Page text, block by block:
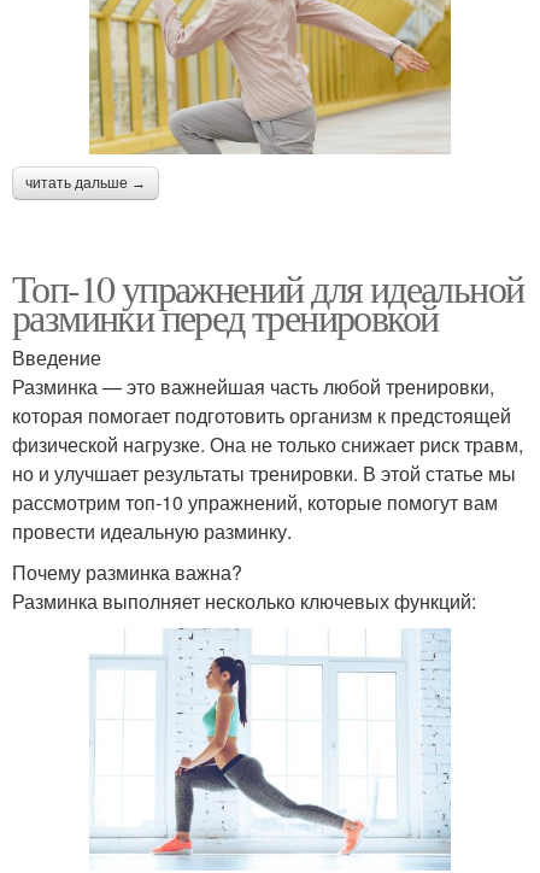
читать дальше →
Топ-10 упражнений для идеальной
разминки перед тренировкой
Введение
Разминка — это важнейшая часть любой тренировки,
которая помогает подготовить организм к предстоящей
физической нагрузке. Она не только снижает риск травм,
но и улучшает результаты тренировки. В этой статье мы
рассмотрим топ-10 упражнений, которые помогут вам
провести идеальную разминку.
Почему разминка важна?
Разминка выполняет несколько ключевых функций: